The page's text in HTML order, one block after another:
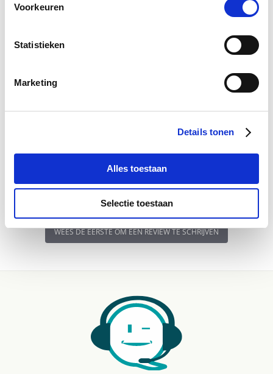
Voorkeuren
Statistieken
Marketing
Details tonen
Alles toestaan
Selectie toestaan
Voeg
0 Beoordelingen
Schrijf Een Review Stel Een Vraag
BEOORDELINGEN VRAGEN
WEES DE EERSTE OM EEN REVIEW TE SCHRIJVEN